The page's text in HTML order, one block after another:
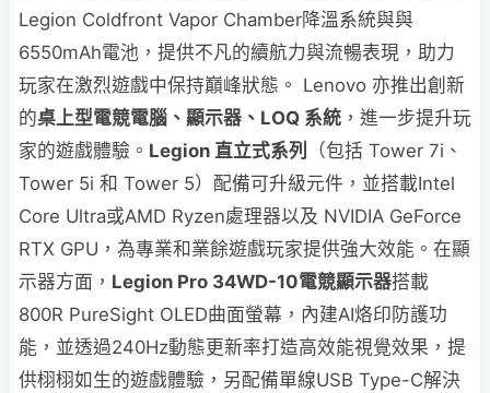
Legion Coldfront Vapor Chamber降溫系統與與
6550mAh電池，提供不凡的續航力與流暢表現，助力
玩家在激烈遊戲中保持巔峰狀態。 Lenovo 亦推出創新
的桌上型電競電腦、顯示器、LOQ 系統 ，進一步提升玩
家的遊戲體驗。 Legion 直立式系列
（包括 Tower 7i、
Tower 5i 和 Tower 5）配備可升級元件，並搭載Intel
Core Ultra或AMD Ryzen處理器以及 NVIDIA GeForce
RTX GPU，為專業和業餘遊戲玩家提供強大效能。在顯
示器方面， Legion Pro 34WD-10電競顯示器搭載
800R PureSight OLED曲面螢幕，內建AI烙印防護功
能，並透過240Hz動態更新率打造高效能視覺效果，提
供栩栩如生的遊戲體驗，另配備單線USB Type-C解決